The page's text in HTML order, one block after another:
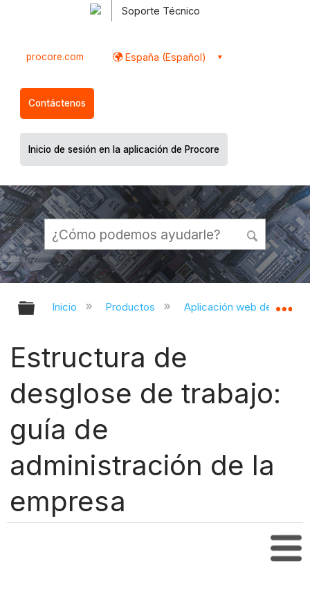
Soporte Técnico
procore.com España (Español)
Contáctenos
Inicio de sesión en la aplicación de Procore
Expandir/contraer jerarquía global
Inicio Productos Aplicación web de
Estructura de
desglose de trabajo:
guía de
administración de la
empresa